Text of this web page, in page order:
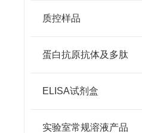
质控样品
蛋白抗原抗体及多肽
ELISA试剂盒
实验室常规溶液产品